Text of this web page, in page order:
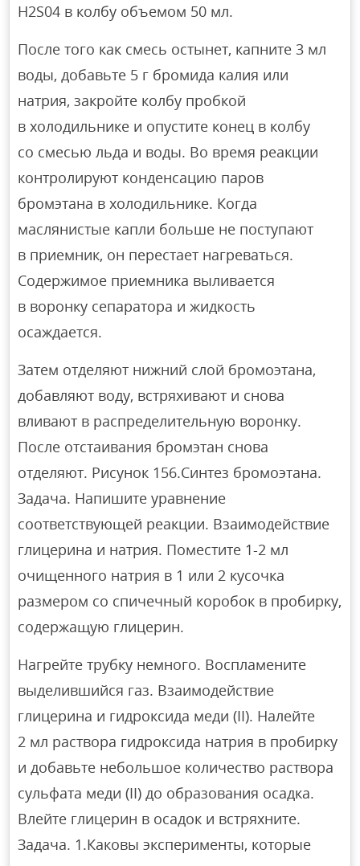
H2S04 в колбу объемом 50 мл.
После того как смесь остынет, капните 3 мл
воды, добавьте 5 г бромида калия или
натрия, закройте колбу пробкой
в холодильнике и опустите конец в колбу
со смесью льда и воды. Во время реакции
контролируют конденсацию паров
бромэтана в холодильнике. Когда
маслянистые капли больше не поступают
в приемник, он перестает нагреваться.
Содержимое приемника выливается
в воронку сепаратора и жидкость
осаждается.
Затем отделяют нижний слой бромоэтана,
добавляют воду, встряхивают и снова
вливают в распределительную воронку.
После отстаивания бромэтан снова
отделяют. Рисунок 156.Синтез бромоэтана.
Задача. Напишите уравнение
соответствующей реакции. Взаимодействие
глицерина и натрия. Поместите 1-2 мл
очищенного натрия в 1 или 2 кусочка
размером со спичечный коробок в пробирку,
содержащую глицерин.
Нагрейте трубку немного. Воспламените
выделившийся газ. Взаимодействие
глицерина и гидроксида меди (II). Налейте
2 мл раствора гидроксида натрия в пробирку
и добавьте небольшое количество раствора
сульфата меди (II) до образования осадка.
Влейте глицерин в осадок и встряхните.
Задача. 1.Каковы эксперименты, которые